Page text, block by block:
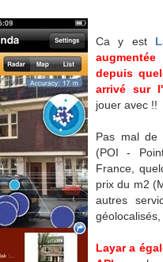
Ca y est
depuis
arrivé sur
jouer avec !!
Pas mal de
(POI -
France,
prix du m2
autres
Layar a